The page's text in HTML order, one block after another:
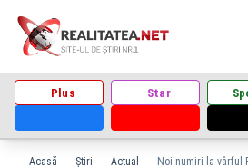
Plus Star
Acasă Știri Actual Noi numiri la vârful